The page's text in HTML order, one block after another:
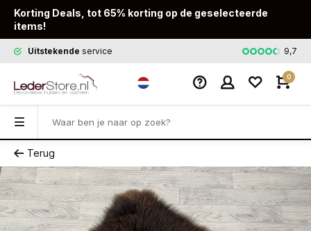
Korting Deals, tot 65% korting op de geselecteerde
items!
Uitstekende service Snelle9,7
0
Terug